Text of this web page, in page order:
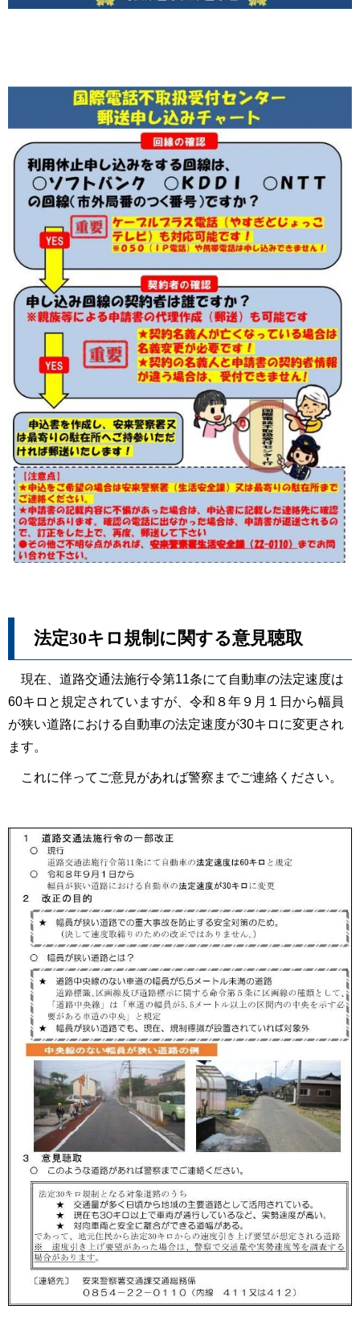
法定30キロ規制に関する意見聴取
現在、道路交通法施行令第11条にて自動車の法定速度は
60キロと規定されていますが、令和８年９月１日から幅員
が狭い道路における自動車の法定速度が30キロに変更され
ます。
これに伴ってご意見があれば警察までご連絡ください。